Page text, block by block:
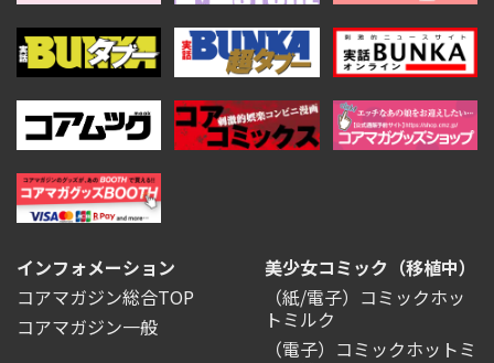
インフォメーション
コアマガジン総合TOP
コアマガジン一般
美少女コミック（移植中）
（紙/電子）コミックホッ
トミルク
（電子）コミックホットミ